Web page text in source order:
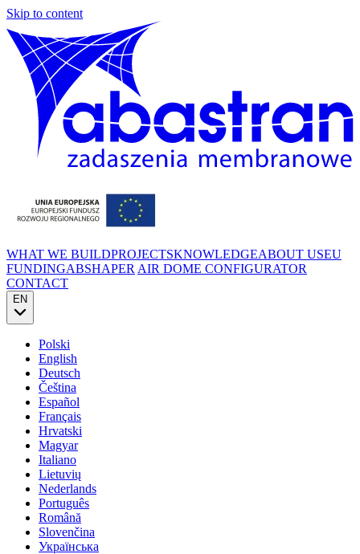
Skip to content
WHAT WE BUILDPROJECTSKNOWLEDGEABOUT USEU
FUNDINGABSHAPER AIR DOME CONFIGURATOR
CONTACT
EN
Polski
English
Deutsch
Čeština
Español
Français
Hrvatski
Magyar
Italiano
Lietuvių
Nederlands
Português
Română
Slovenčina
Українська